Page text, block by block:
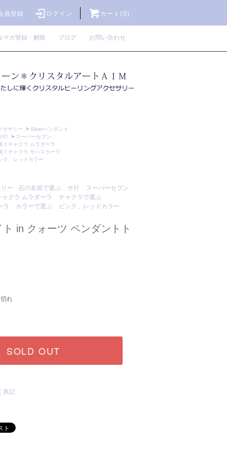
員登録 ログイン カート(0)
マガ登録・解除 ブログ お問い合わせ
セサリー > Silverペンダント
行 > スーパーセブン
１チャクラ ムラダーラ
７チャクラ サハスラーラ
ク、レッドカラー
ー 石の名前で選ぶ サ行
スーパーセブン
ャクラ ムラダーラ
チャクラで選ぶ
ラ
カラーで選ぶ ピンク、レッドカラー
in クォーツ ペンダントト
れ
SOLD OUT
表記